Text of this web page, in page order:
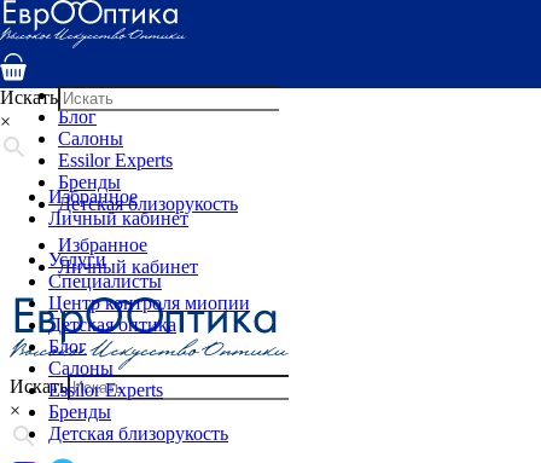
Услуги
Специалисты
Детская оптика
Блог
Салоны
Essilor Experts
Бренды
Детская близорукость
Избранное
Личный кабинет
Искать
×
Искать
×
Избранное
Личный кабинет
Услуги
Специалисты
Центр контроля миопии
Детская оптика
Блог
Салоны
Essilor Experts
Бренды
Детская близорукость